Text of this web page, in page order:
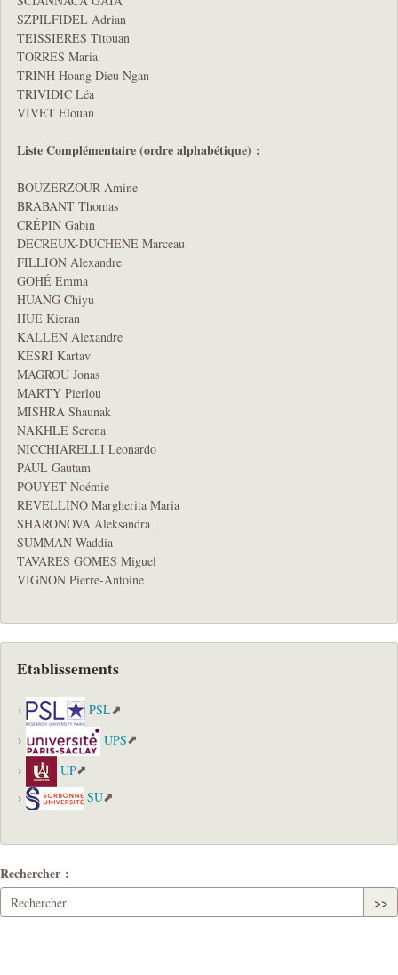
SZPILFIDEL Adrian
TEISSIERES Titouan
TORRES Maria
TRINH Hoang Dieu Ngan
TRIVIDIC Léa
VIVET Elouan
Liste Complémentaire (ordre alphabétique) :
BOUZERZOUR Amine
BRABANT Thomas
CRÉPIN Gabin
DECREUX-DUCHENE Marceau
FILLION Alexandre
GOHÉ Emma
HUANG Chiyu
HUE Kieran
KALLEN Alexandre
KESRI Kartav
MAGROU Jonas
MARTY Pierlou
MISHRA Shaunak
NAKHLE Serena
NICCHIARELLI Leonardo
PAUL Gautam
POUYET Noémie
REVELLINO Margherita Maria
SHARONOVA Aleksandra
SUMMAN Waddia
TAVARES GOMES Miguel
VIGNON Pierre-Antoine
Etablissements
PSL
UPS
UP
SU
Rechercher :
>>